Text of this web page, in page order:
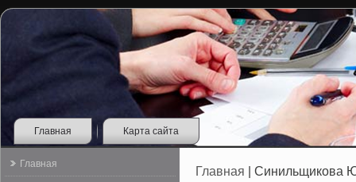
Главная Карта сайта
Главная Главная | Синильщикова